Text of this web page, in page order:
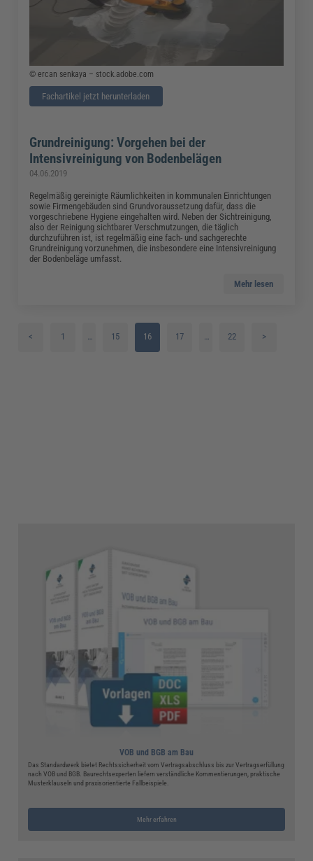
© ercan senkaya – stock.adobe.com
Fachartikel jetzt herunterladen
Grundreinigung: Vorgehen bei der
Intensivreinigung von Bodenbelägen
04.06.2019
Regelmäßig gereinigte Räumlichkeiten in kommunalen Einrichtungen
sowie Firmengebäuden sind Grundvoraussetzung dafür, dass die
vorgeschriebene Hygiene eingehalten wird. Neben der Sichtreinigung,
also der Reinigung sichtbarer Verschmutzungen, die täglich
durchzuführen ist, ist regelmäßig eine fach- und sachgerechte
Grundreinigung vorzunehmen, die insbesondere eine Intensivreinigung
der Bodenbeläge umfasst.
Mehr lesen
< 1 … 15 16 17 … 22 >
VOB und BGB am Bau
Das Standardwerk bietet Rechtssicherheit vom Vertragsabschluss bis zur Vertragserfüllung
nach VOB und BGB. Baurechtsexperten liefern verständliche Kommentierungen, praktische
Musterklauseln und praxisorientierte Fallbeispiele.
Mehr erfahren